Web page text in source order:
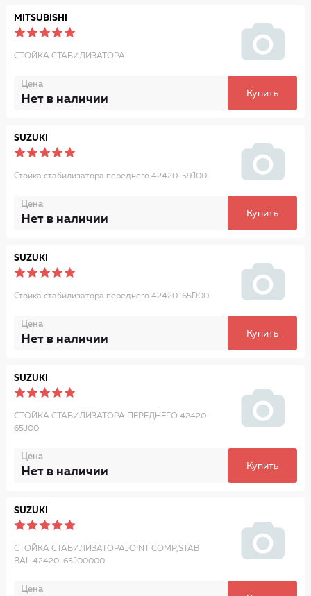
MITSUBISHI
СТОЙКА СТАБИЛИЗАТОРА
Цена
Нет в наличии Купить
SUZUKI
Стойка стабилизатора переднего 42420-59J00
Цена
Нет в наличии Купить
SUZUKI
Стойка стабилизатора переднего 42420-65D00
Цена
Нет в наличии Купить
SUZUKI
СТОЙКА СТАБИЛИЗАТОРА ПЕРЕДНЕГО 42420-
65J00
Цена
Нет в наличии Купить
SUZUKI
СТОЙКА СТАБИЛИЗАТОРАJOINT COMP,STAB
BAL 42420-65J00000
Цена